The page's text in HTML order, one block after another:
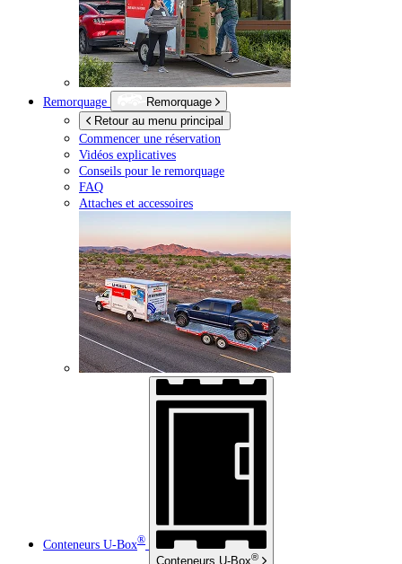
Remorquage
Remorquage
Retour au menu principal
Commencer une réservation
Vidéos explicatives
Conseils pour le remorquage
FAQ
Attaches et accessoires
Conteneurs U-Box®
Conteneurs U-Box®